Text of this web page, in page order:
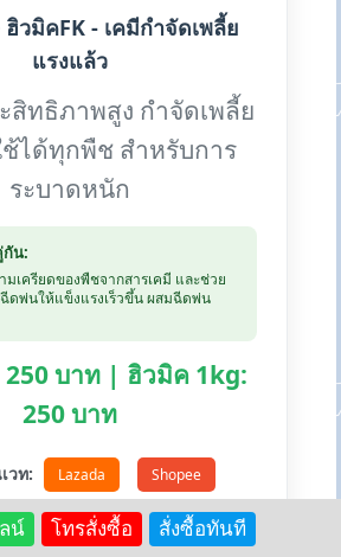
ฮิวมิคFK - เคมีกำจัดเพลี้ย
แรงแล้ว
สิทธิภาพสูง กำจัดเพลี้ย
ได้ทุกพืช สำหรับการ
ระบาดหนัก
กัน:
เครียดของพืชจากสารเคมี และช่วย
ดพ่นให้แข็งแรงเร็วขึ้น ผสมฉีดพ่น
250 บาท | ฮิวมิค 1kg:
250 บาท
วท: Lazada Shopee
น์ โทรสั่งซื้อ สั่งซื้อทันที